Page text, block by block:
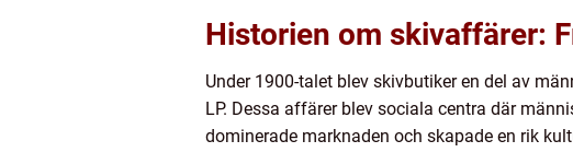
Historien om skivaffärer:
Under 1900-talet blev skivbutiker en del av
LP. Dessa affärer blev sociala centra där
dominerade marknaden och skapade en rik